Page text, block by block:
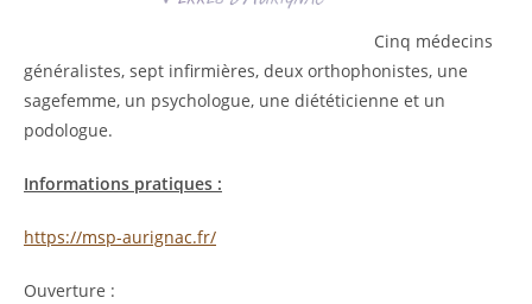
Cinq médecins
généralistes, sept infirmières, deux orthophonistes, une
sagefemme, un psychologue, une diététicienne et un
podologue.
Informations pratiques :
https://msp-aurignac.fr/
Ouverture :